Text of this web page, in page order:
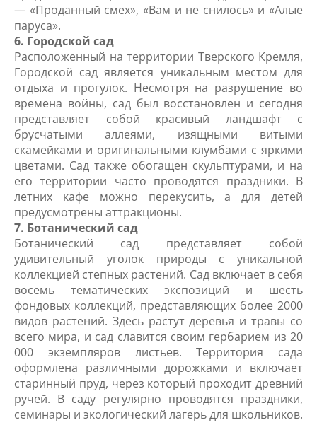
— «Проданный смех», «Вам и не снилось» и «Алые
паруса».
6. Городской сад
Расположенный на территории Тверского Кремля,
Городской сад является уникальным местом для
отдыха и прогулок. Несмотря на разрушение во
времена войны, сад был восстановлен и сегодня
представляет собой красивый ландшафт с
брусчатыми аллеями, изящными витыми
скамейками и оригинальными клумбами с яркими
цветами. Сад также обогащен скульптурами, и на
его территории часто проводятся праздники. В
летних кафе можно перекусить, а для детей
предусмотрены аттракционы.
7. Ботанический сад
Ботанический сад представляет собой
удивительный уголок природы с уникальной
коллекцией степных растений. Сад включает в себя
восемь тематических экспозиций и шесть
фондовых коллекций, представляющих более 2000
видов растений. Здесь растут деревья и травы со
всего мира, и сад славится своим гербарием из 20
000 экземпляров листьев. Территория сада
оформлена различными дорожками и включает
старинный пруд, через который проходит древний
ручей. В саду регулярно проводятся праздники,
семинары и экологический лагерь для школьников.